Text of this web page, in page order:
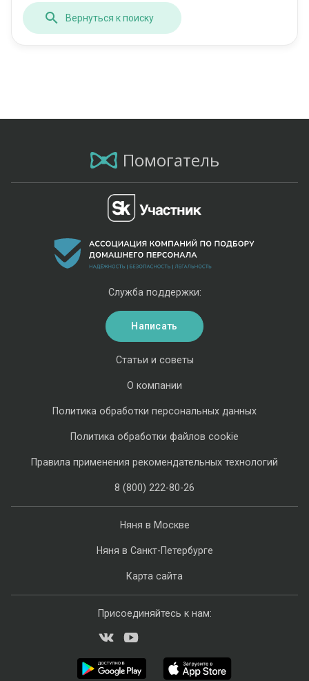
Вернуться к поиску
Помогатель
Няня в Москве
Няня в Санкт-Петербурге
Карта сайта
Статьи и советы
О компании
Политика обработки персональных данных
Политика обработки файлов cookie
Правила применения рекомендательных технологий
8 (800) 222-80-26
Служба поддержки:
Написать
Присоединяйтесь к нам: